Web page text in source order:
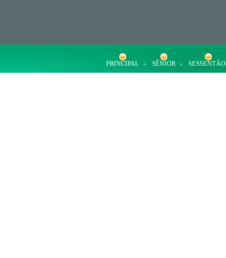
PRINCIPAL SÊNIOR SESSENTÃO